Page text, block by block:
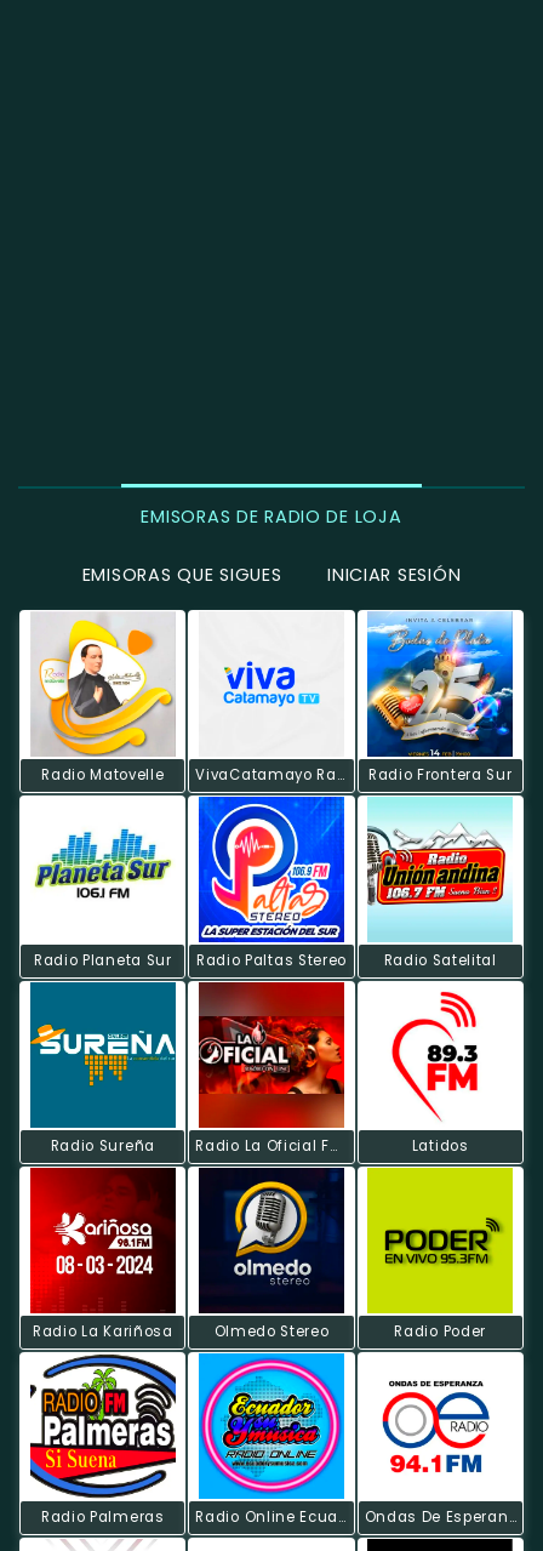
EMISORAS DE RADIO DE LOJA
EMISORAS QUE SIGUES INICIAR SESIÓN
Radio Matovelle VivaCatamayo Radio Web Radio Frontera Sur
Radio Planeta Sur Radio Paltas Stereo Radio Satelital
Radio Sureña Radio La Oficial FM -Saraguro Latidos
Radio La Kariñosa Olmedo Stereo Radio Poder
Radio Palmeras Radio Online Ecuador Y Su Música Ondas De Esperanza